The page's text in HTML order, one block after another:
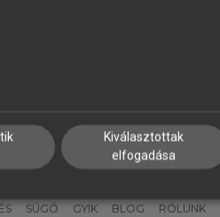
SÚGÓ GYIK BLOG RÓLUNK
Kiválasztottak
elfogadása